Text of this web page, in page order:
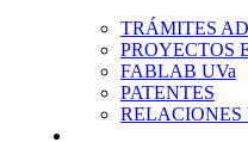
TRÁMITES
PROYECTOS
FABLAB UVa
PATENTES
RELACIONES